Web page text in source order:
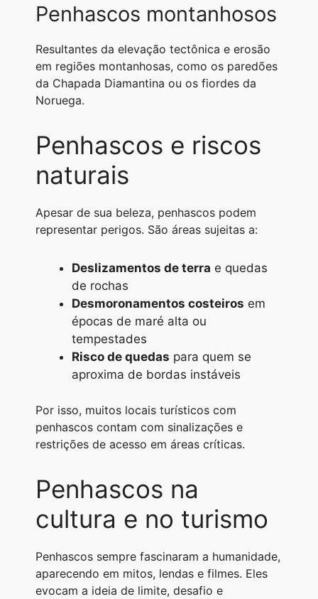
Penhascos montanhosos
Resultantes da elevação tectônica e erosão
em regiões montanhosas, como os paredões
da Chapada Diamantina ou os fiordes da
Noruega.
Penhascos e riscos
naturais
Apesar de sua beleza, penhascos podem
representar perigos. São áreas sujeitas a:
Deslizamentos de terra e quedas
de rochas
Desmoronamentos costeiros em
épocas de maré alta ou
tempestades
Risco de quedas para quem se
aproxima de bordas instáveis
Por isso, muitos locais turísticos com
penhascos contam com sinalizações e
restrições de acesso em áreas críticas.
Penhascos na
cultura e no turismo
Penhascos sempre fascinaram a humanidade,
aparecendo em mitos, lendas e filmes. Eles
evocam a ideia de limite, desafio e